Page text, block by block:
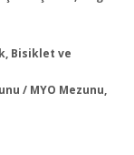
Bisiklet ve
/ MYO Mezunu,